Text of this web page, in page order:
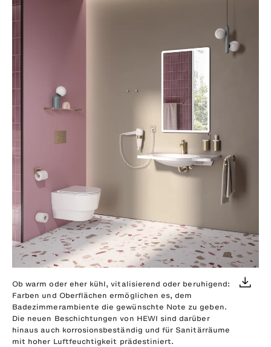
Ob warm oder eher kühl, vitalisierend oder beruhigend:
Farben und Oberflächen ermöglichen es, dem
Badezimmerambiente die gewünschte Note zu geben.
Die neuen Beschichtungen von HEWI sind darüber
hinaus auch korrosionsbeständig und für Sanitärräume
mit hoher Luftfeuchtigkeit prädestiniert.